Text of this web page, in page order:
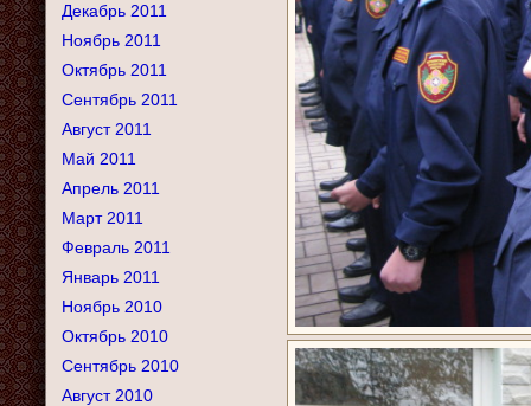
Декабрь 2011
Ноябрь 2011
Октябрь 2011
Сентябрь 2011
Август 2011
Май 2011
Апрель 2011
Март 2011
Февраль 2011
Январь 2011
Ноябрь 2010
Октябрь 2010
Сентябрь 2010
Август 2010